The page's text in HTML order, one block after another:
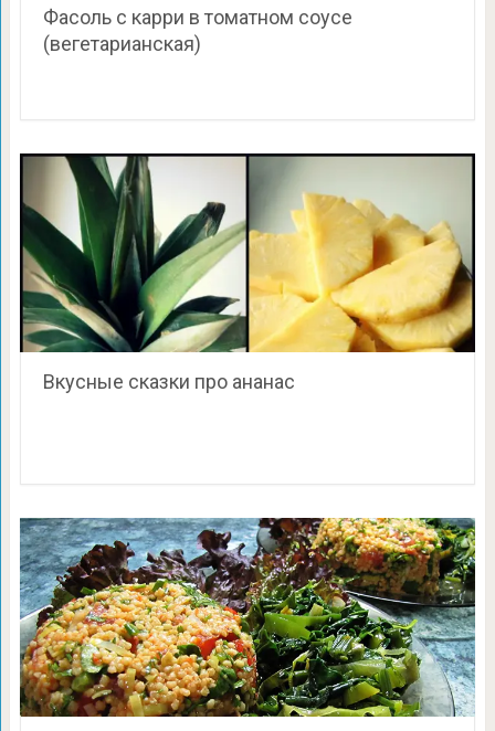
Фасоль с карри в томатном соусе
(вегетарианская)
Вкусные сказки про ананас